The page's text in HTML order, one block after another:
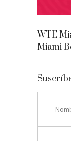
WTE
Miami